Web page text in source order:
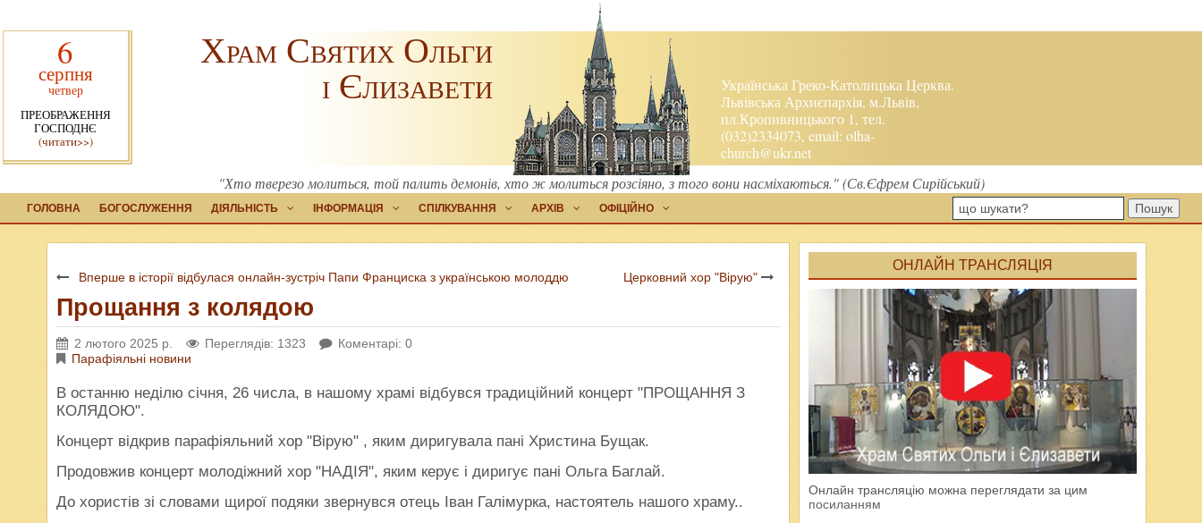
6
серпня
четвер
ПРЕОБРАЖЕННЯ
ГОСПОДНЄ
(читати>>)
Українська Греко-Католицька Церква.
Львівська Архиєпархія, м.Львів,
пл.Кропивницького 1, тел.
(032)2334073, email:olha-
church@ukr.net
Храм Святих Ольги
і Єлизавети
"Хто тверезо молиться, той палить демонів, хто ж молиться розсіяно, з того вони насміхаються." (Св.Єфрем Сирійський)
ГОЛОВНА БОГОСЛУЖЕННЯ ДІЯЛЬНІСТЬ ІНФОРМАЦІЯ СПІЛКУВАННЯ АРХІВ ОФІЦІЙНО Пошук
Вперше в історії відбулася онлайн-зустріч Папи Франциска з українською молоддю Церковний хор "Вірую"
Прощання з колядою
2 лютого 2025 р. Переглядів: 1323
Коментарі: 0
Парафіяльні новини
В останню неділю січня, 26 числа, в нашому храмі відбувся традиційний концерт "ПРОЩАННЯ З
КОЛЯДОЮ".
Концерт відкрив парафіяльний хор "Вірую" , яким диригувала пані Христина Бущак.
Продовжив концерт молодіжний хор "НАДІЯ", яким керує і диригує пані Ольга Баглай.
До хористів зі словами щирої подяки звернувся отець Іван Галімурка, настоятель нашого храму..
ОНЛАЙН ТРАНСЛЯЦІЯ
Онлайн трансляцію можна переглядати за цим
посиланням